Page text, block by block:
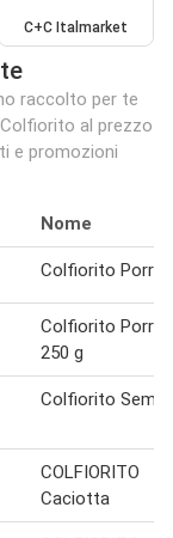
C+C Italmarket
raccolto per te
al prezzo
e promozioni
Nome
Colfiorito
Colfiorito
250 g
Colfiorito Semi
COLFIORITO
Caciotta